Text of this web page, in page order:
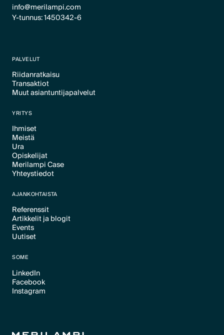
info@merilampi.com
Y-tunnus: 1450342-6
PALVELUT
Riidanratkaisu
Text Link
Transaktiot
Text Link
Muut asiantuntijapalvelut
YRITYS
Ihmiset
Text Link
Meistä
Text Link
Ura
Text Link
Opiskelijat
Text Link
Merilampi Case
Text Link
Yhteystiedot
AJANKOHTAISTA
Referenssit
Text Link
Artikkelit ja blogit
Text Link
Events
Text Link
Uutiset
SOME
LinkedIn
Text Link
Facebook
Text Link
Instagram